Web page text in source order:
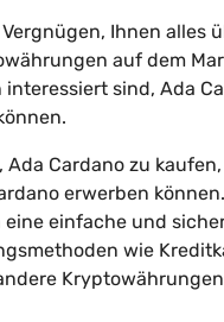
Ihnen alles
auf dem
sind, Ada
Cardano zu
erwerben
einfache und
wie